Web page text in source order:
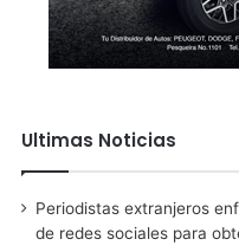
Ultimas Noticias
Periodistas extranjeros
de redes sociales para